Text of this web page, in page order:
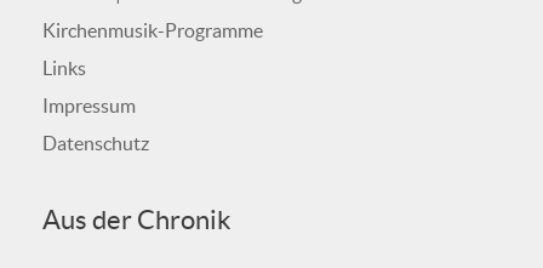
Kirchenmusik-Programme
Links
Impressum
Datenschutz
Aus der Chronik